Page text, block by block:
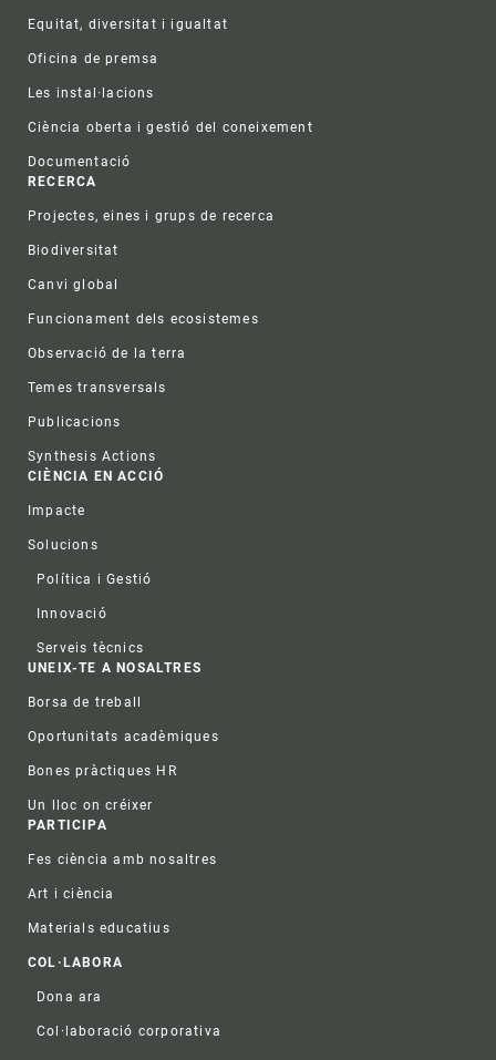
Equitat, diversitat i igualtat
Oficina de premsa
Les instal·lacions
Ciència oberta i gestió del coneixement
Documentació
RECERCA
Projectes, eines i grups de recerca
Biodiversitat
Canvi global
Funcionament dels ecosistemes
Observació de la terra
Temes transversals
Publicacions
Synthesis Actions
CIÈNCIA EN ACCIÓ
Impacte
Solucions
Política i Gestió
Innovació
Serveis tècnics
UNEIX-TE A NOSALTRES
Borsa de treball
Oportunitats acadèmiques
Bones pràctiques HR
Un lloc on créixer
PARTICIPA
Fes ciència amb nosaltres
Art i ciència
Materials educatius
COL·LABORA
Dona ara
Col·laboració corporativa